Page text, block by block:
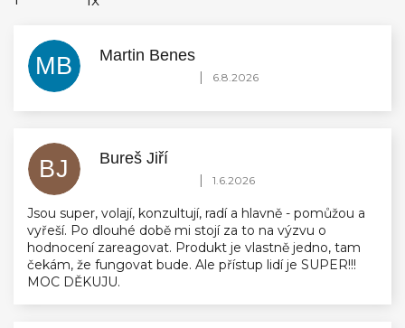
MB Martin Benes
Hodnocení obchodu je 5 z 5 hvězdiček.
| 6.8.2026
BJ Bureš Jiří
Hodnocení obchodu je 5 z 5 hvězdiček.
| 1.6.2026
Jsou super, volají, konzultují, radí a hlavně - pomůžou a
vyřeší. Po dlouhé době mi stojí za to na výzvu o
hodnocení zareagovat. Produkt je vlastně jedno, tam
čekám, že fungovat bude. Ale přístup lidí je SUPER!!!
MOC DĚKUJU.